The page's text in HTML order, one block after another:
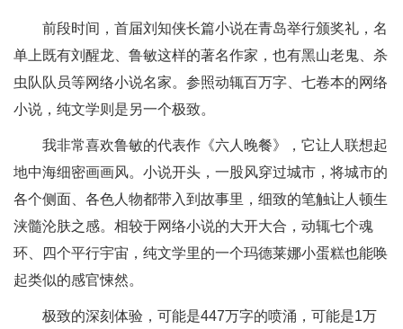
前段时间，首届刘知侠长篇小说在青岛举行颁奖礼，名
单上既有刘醒龙、鲁敏这样的著名作家，也有黑山老鬼、杀
虫队队员等网络小说名家。参照动辄百万字、七卷本的网络
小说，纯文学则是另一个极致。
我非常喜欢鲁敏的代表作《六人晚餐》，它让人联想起
地中海细密画画风。小说开头，一股风穿过城市，将城市的
各个侧面、各色人物都带入到故事里，细致的笔触让人顿生
浃髓沦肤之感。相较于网络小说的大开大合，动辄七个魂
环、四个平行宇宙，纯文学里的一个玛德莱娜小蛋糕也能唤
起类似的感官悚然。
极致的深刻体验，可能是447万字的喷涌，可能是1万